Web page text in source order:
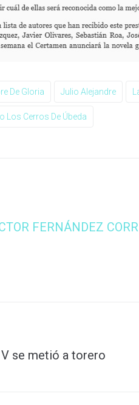
De Gloria Julio Alejandre
Los Cerros De Úbeda
FERNÁNDEZ
se metió a torero